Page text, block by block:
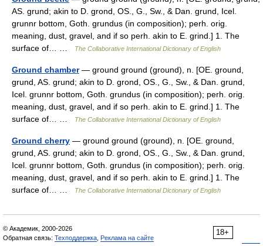
AS. grund; akin to D. grond, OS., G., Sw., & Dan. grund, Icel.
grunnr bottom, Goth. grundus (in composition); perh. orig.
meaning, dust, gravel, and if so perh. akin to E. grind.] 1. The
surface of… …
The Collaborative International Dictionary of English
Ground chamber— ground ground (ground), n. [OE. ground,
grund, AS. grund; akin to D. grond, OS., G., Sw., & Dan. grund,
Icel. grunnr bottom, Goth. grundus (in composition); perh. orig.
meaning, dust, gravel, and if so perh. akin to E. grind.] 1. The
surface of… …
The Collaborative International Dictionary of English
Ground cherry — ground ground (ground), n. [OE. ground,
grund, AS. grund; akin to D. grond, OS., G., Sw., & Dan. grund,
Icel. grunnr bottom, Goth. grundus (in composition); perh. orig.
meaning, dust, gravel, and if so perh. akin to E. grind.] 1. The
surface of… …
The Collaborative International Dictionary of English
18+
© Академик, 2000-2026
Обратная связь: Техподдержка Реклама на сайте